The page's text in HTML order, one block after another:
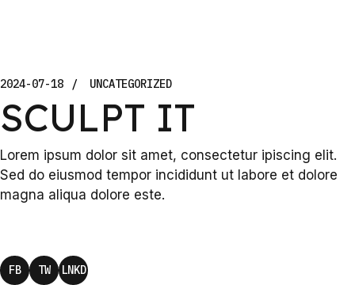
2024-07-18 UNCATEGORIZED
SCULPT IT
Lorem ipsum dolor sit amet, consectetur ipiscing elit.
Sed do eiusmod tempor incididunt ut labore et dolore
magna aliqua dolore este.
FB TW LNKD